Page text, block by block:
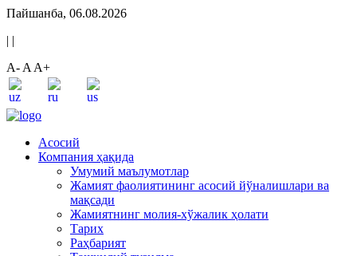
Пайшанба, 06.08.2026
| |
A- A A+
Асосий
Компания ҳақида
Умумий маълумотлар
Жамият фаолиятининг асосий йўналишлари ва
мақсади
Жамиятнинг молия-хўжалик ҳолати
Тарих
Раҳбарият